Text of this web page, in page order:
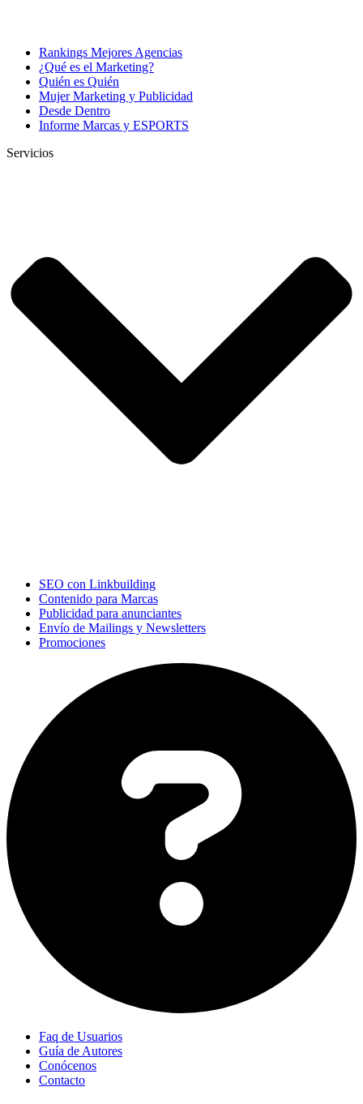
Rankings Mejores Agencias
¿Qué es el Marketing?
Quién es Quién
Mujer Marketing y Publicidad
Desde Dentro
Informe Marcas y ESPORTS
Servicios
SEO con Linkbuilding
Contenido para Marcas
Publicidad para anunciantes
Envío de Mailings y Newsletters
Promociones
Faq de Usuarios
Guía de Autores
Conócenos
Contacto